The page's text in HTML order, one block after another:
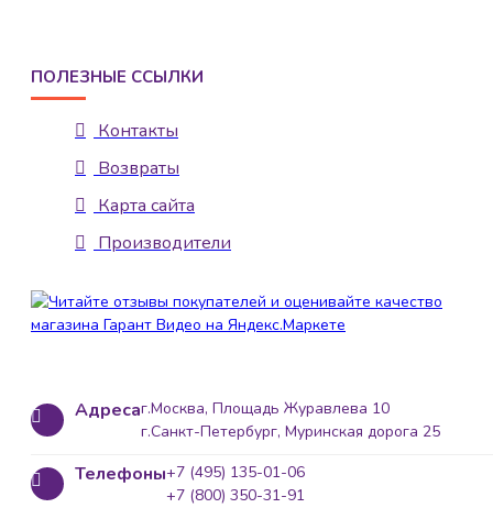
ПОЛЕЗНЫЕ ССЫЛКИ
Контакты
Возвраты
Карта сайта
Производители
Адресаг.Москва, Площадь Журавлева 10
г.Санкт-Петербург, Муринская дорога 25
Телефоны+7 (495) 135-01-06
+7 (800) 350-31-91